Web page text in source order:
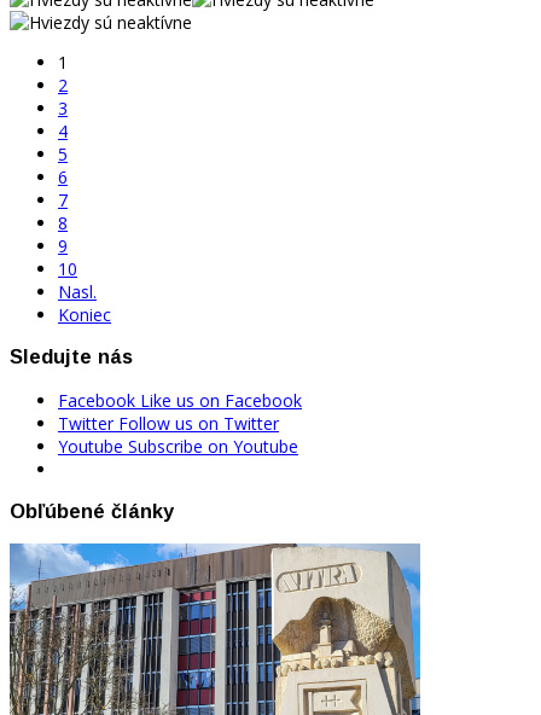
1
2
3
4
5
6
7
8
9
10
Nasl.
Koniec
Sledujte nás
Facebook Like us on Facebook
Twitter Follow us on Twitter
Youtube Subscribe on Youtube
Obľúbené články